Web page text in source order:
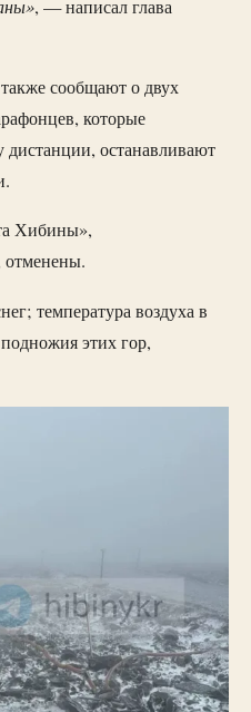
, — написал глава
сообщают о двух
которые
дистанции, останавливают
Хибины»,
отменены.
температура воздуха в
этих гор,